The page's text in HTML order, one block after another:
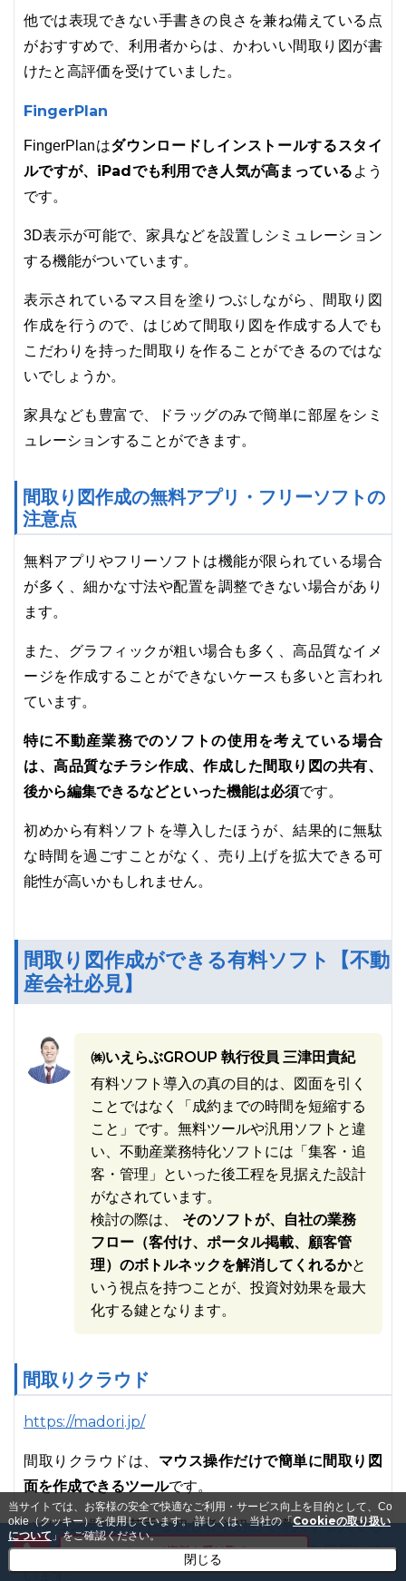
他では表現できない手書きの良さを兼ね備えている点
がおすすめで、利用者からは、かわいい間取り図が書
けたと高評価を受けていました。
FingerPlan
FingerPlanはダウンロードしインストールするスタイ
ルですが、iPadでも利用でき人気が高まっている よう
です。
3D表示が可能で、家具などを設置しシミュレーション
する機能がついています。
表示されているマス目を塗りつぶしながら、間取り図
作成を行うので、はじめて間取り図を作成する人でも
こだわりを持った間取りを作ることができるのではな
いでしょうか。
家具なども豊富で、ドラッグのみで簡単に部屋をシミ
ュレーションすることができます。
間取り図作成の無料アプリ・フリーソフトの
注意点
無料アプリやフリーソフトは機能が限られている場合
が多く、細かな寸法や配置を調整できない場合があり
ます。
また、グラフィックが粗い場合も多く、高品質なイメ
ージを作成することができないケースも多いと言われ
ています。
特に不動産業務でのソフトの使用を考えている場合
は、高品質なチラシ作成、作成した間取り図の共有、
後から編集できるなどといった機能は必須です。
初めから有料ソフトを導入したほうが、結果的に無駄
な時間を過ごすことがなく、売り上げを拡大できる可
能性が高いかもしれません。
間取り図作成ができる有料ソフト【不動
産会社必見】
㈱いえらぶGROUP 執行役員 三津田貴紀
有料ソフト導入の真の目的は、図面を引く
ことではなく「成約までの時間を短縮する
こと」です。無料ツールや汎用ソフトと違
い、不動産業務特化ソフトには「集客・追
客・管理」といった後工程を見据えた設計
がなされています。
検討の際は、
そのソフトが、自社の業務
フロー（客付け、ポータル掲載、顧客管
理）のボトルネックを解消してくれるかと
いう視点を持つことが、投資対効果を最大
化する鍵となります。
間取りクラウド
https://madori.jp/
間取りクラウドは、 マウス操作だけで簡単に間取り図
面を作成できるツールです。
パソコン操作が苦手な初心者や初めて導入する人でも
使えるように、非常にシンプルな操作方法を採用して
います。
メールで資料を受け取る
当サイトでは、お客様の安全で快適なご利用・サービス向上を目的として、Co
okie（クッキー）を使用しています。詳しくは、当社の「Cookieの取り扱い
について 」をご確認ください。
閉じる